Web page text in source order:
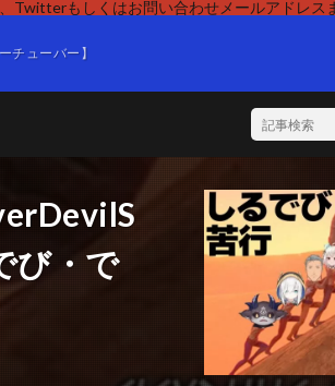
もしくはお問い合わせメールアドレス
チューバー】
び・で